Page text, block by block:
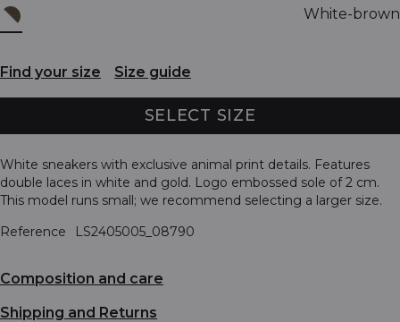
White-brown
Find your size Size guide
SELECT SIZE
White sneakers with exclusive animal print details. Features
double laces in white and gold. Logo embossed sole of 2 cm.
This model runs small; we recommend selecting a larger size.
Reference
LS2405005_08790
Composition and care
Shipping and Returns